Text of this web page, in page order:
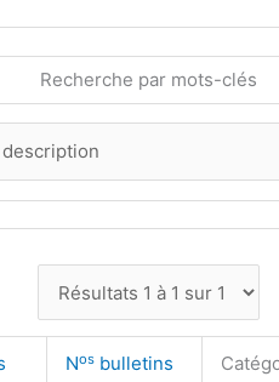
Recherche par mots-clés
Nos bulletins